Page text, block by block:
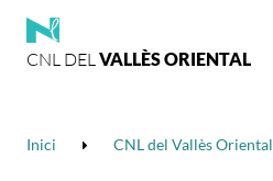
CNL DELVALLÈS ORIENTAL
Inici CNL del Vallès Oriental